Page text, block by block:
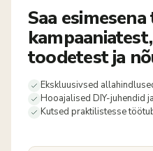
Saa
toodetest ja
Ekskluusivsed
Hooajalised DIY-juhendid
Kutsed praktilistesse